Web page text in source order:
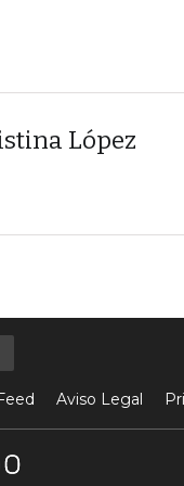
López
Aviso Legal